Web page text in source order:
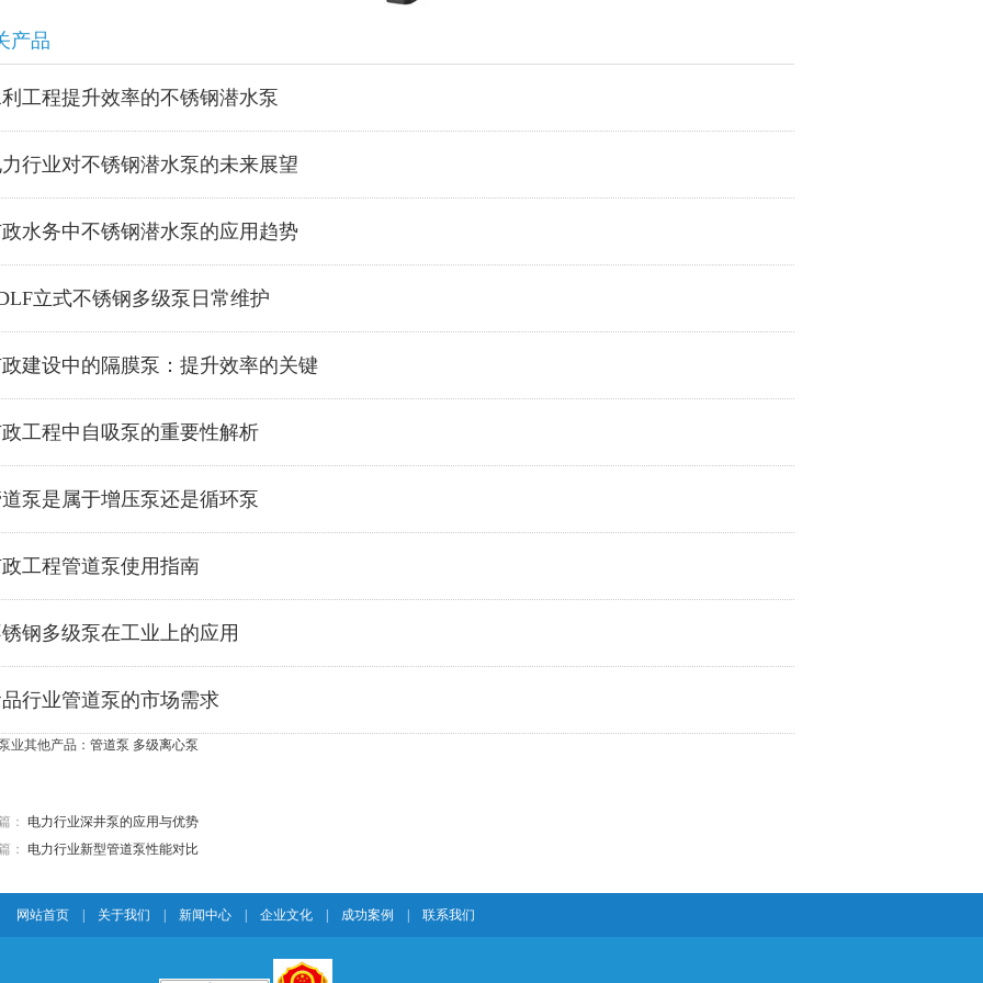
产品
工程提升效率的不锈钢潜水泵
行业对不锈钢潜水泵的未来展望
水务中不锈钢潜水泵的应用趋势
立式不锈钢多级泵日常维护
建设中的隔膜泵：提升效率的关键
工程中自吸泵的重要性解析
泵是属于增压泵还是循环泵
工程管道泵使用指南
钢多级泵在工业上的应用
行业管道泵的市场需求
业其他产品： 管道泵 多级离心泵
： 电力行业深井泵的应用与优势
： 电力行业新型管道泵性能对比
网站首页 关于我们 新闻中心 企业文化 成功案例 联系我们